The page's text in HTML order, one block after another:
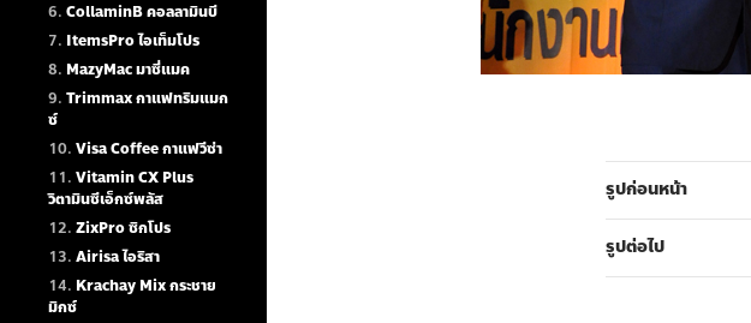
รูปก่อนหน้า
รูปต่อไป
CollaminB คอลลามินบี
ItemsPro ไอเท็มโปร
MazyMac มาซี่แมค
Trimmax กาแฟทริมแมก
ซ์
Visa Coffee กาแฟวีซ่า
Vitamin CX Plus
วิตามินซีเอ็กซ์พลัส
ZixPro ซิกโปร
Airisa ไอริสา
Krachay Mix กระชาย
มิกซ์